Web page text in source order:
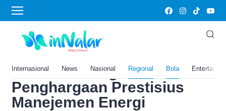
Internasional News Nasional Regional Bola
Home›Bola
Indonesia Wajib Bangga!
Bandara I Gusti Ngurah Rai
di Bali Menangkan
Penghargaan Prestisius
Manejemen Energi